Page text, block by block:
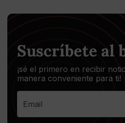
Suscríbete al
¡sé el primero en recibir
manera conveniente para ti!